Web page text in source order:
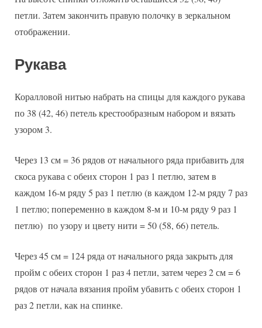
петли. Затем закончить правую полочку в зеркальном
отображении.
Рукава
Коралловой нитью набрать на спицы для каждого рукава
по 38 (42, 46) петель крестообразным набором и вязать
узором 3.
Через 13 см = 36 рядов от начального ряда прибавить для
скоса рукава с обеих сторон 1 раз 1 петлю, затем в
каждом 16-м ряду 5 раз 1 петлю (в каждом 12-м ряду 7 раз
1 петлю; попеременно в каждом 8-м и 10-м ряду 9 раз 1
петлю) по узору и цвету нити = 50 (58, 66) петель.
Через 45 см = 124 ряда от начального ряда закрыть для
пройм с обеих сторон 1 раз 4 петли, затем через 2 см = 6
рядов от начала вязания пройм убавить с обеих сторон 1
раз 2 петли, как на спинке.